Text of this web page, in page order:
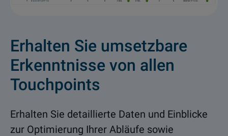
Erhalten Sie umsetzbare
Erkenntnisse von allen
Touchpoints
Erhalten Sie detaillierte Daten und Einblicke
zur Optimierung Ihrer Abläufe sowie